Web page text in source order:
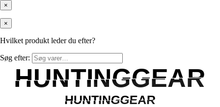
×
×
Hvilket produkt leder du efter?
Søg efter:
HUNTINGGEAR
HUNTINGGEAR
HUNTINGGEAR
HUNTINGGEAR